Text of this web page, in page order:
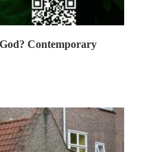
Contemporary